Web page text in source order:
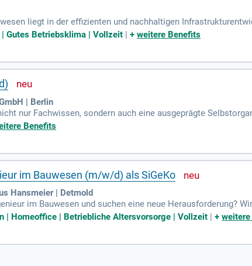
liegt in der effizienten und nachhaltigen
zu schaffen. Wir hinterfragen bestehende Prozesse, um die
sicherstellen. In dieser zentralen Rolle
zu schaffen.
Gutes Betriebsklima | Vollzeit |+weitere Benefits
| Berlin
nur Fachwissen, sondern auch eine ausgeprägte
Zusammenarbeit im Team. Herausforderungen
Unternehmens und genieße Vorteile wie die Spendit Card und
und tragen zu einer wertschätzenden Atmosphäre bei!
Benefits
im Bauwesen (m/w/d) als SiGeKo
Hansmeier | Detmold
im Bauwesen und suchen eine neue Herausforderung?
(SiGeKo) auf Baustellen. Voraussetzungen sind
der Klasse B. Selbstständiges Arbeiten und Verantwortung
Sie von unbefristeter Vollzeitanstellung, 30 Tagen
Homeoffice und individueller Altersvorsorge.
| Homeoffice | Betriebliche Altersvorsorge | Vollzeit |+